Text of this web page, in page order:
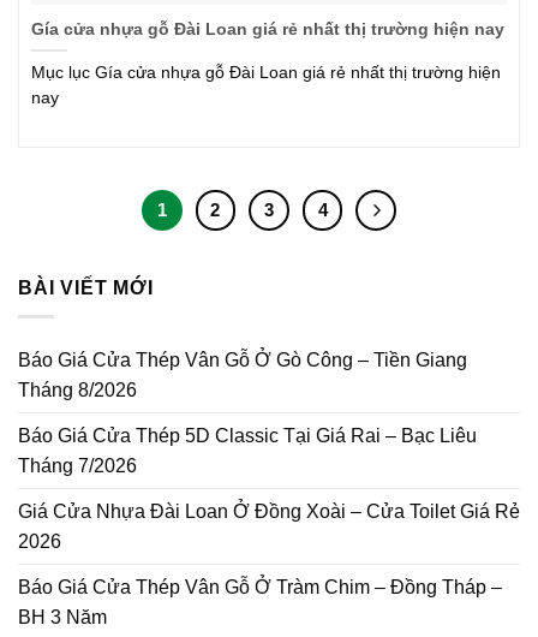
Gía cửa nhựa gỗ Đài Loan giá rẻ nhất thị trường hiện nay
Mục lục Gía cửa nhựa gỗ Đài Loan giá rẻ nhất thị trường hiện
nay
1 2 3 4
BÀI VIẾT MỚI
Báo Giá Cửa Thép Vân Gỗ Ở Gò Công – Tiền Giang
Tháng 8/2026
Báo Giá Cửa Thép 5D Classic Tại Giá Rai – Bạc Liêu
Tháng 7/2026
Giá Cửa Nhựa Đài Loan Ở Đồng Xoài – Cửa Toilet Giá Rẻ
2026
Báo Giá Cửa Thép Vân Gỗ Ở Tràm Chim – Đồng Tháp –
BH 3 Năm